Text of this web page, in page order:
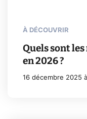
À DÉCOUVRIR
Quels sont
en 2026 ?
16 décembre 2025